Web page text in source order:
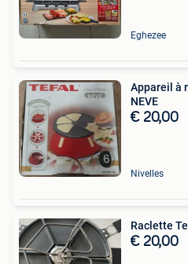
Eghezee
Appareil à
NEVE
€ 20,00
Nivelles
Raclette
€ 20,00